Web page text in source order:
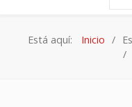
Está aquí: Inicio